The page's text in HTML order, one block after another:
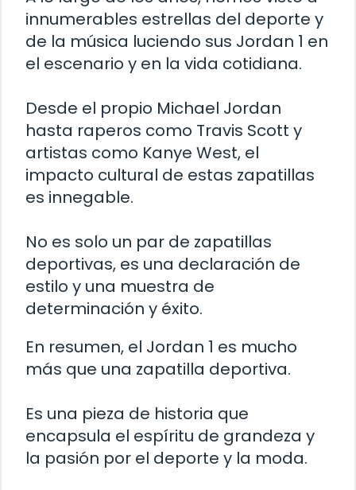
innumerables estrellas del deporte y
de la música luciendo sus Jordan 1 en
el escenario y en la vida cotidiana.
Desde el propio Michael Jordan
hasta raperos como Travis Scott y
artistas como Kanye West, el
impacto cultural de estas zapatillas
es innegable.
No es solo un par de zapatillas
deportivas, es una declaración de
estilo y una muestra de
determinación y éxito.
En resumen, el Jordan 1 es mucho
más que una zapatilla deportiva.
Es una pieza de historia que
encapsula el espíritu de grandeza y
la pasión por el deporte y la moda.